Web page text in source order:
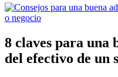
8 claves para una
del efectivo de un